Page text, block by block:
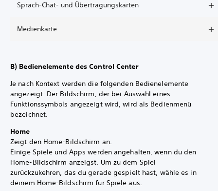
Sprach-Chat- und Übertragungskarten
Medienkarte
B) Bedienelemente des Control Center
Je nach Kontext werden die folgenden Bedienelemente
angezeigt. Der Bildschirm, der bei Auswahl eines
Funktionssymbols angezeigt wird, wird als Bedienmenü
bezeichnet.
Home
Zeigt den Home-Bildschirm an.
Einige Spiele und Apps werden angehalten, wenn du den
Home-Bildschirm anzeigst. Um zu dem Spiel
zurückzukehren, das du gerade gespielt hast, wähle es in
deinem Home-Bildschirm für Spiele aus.